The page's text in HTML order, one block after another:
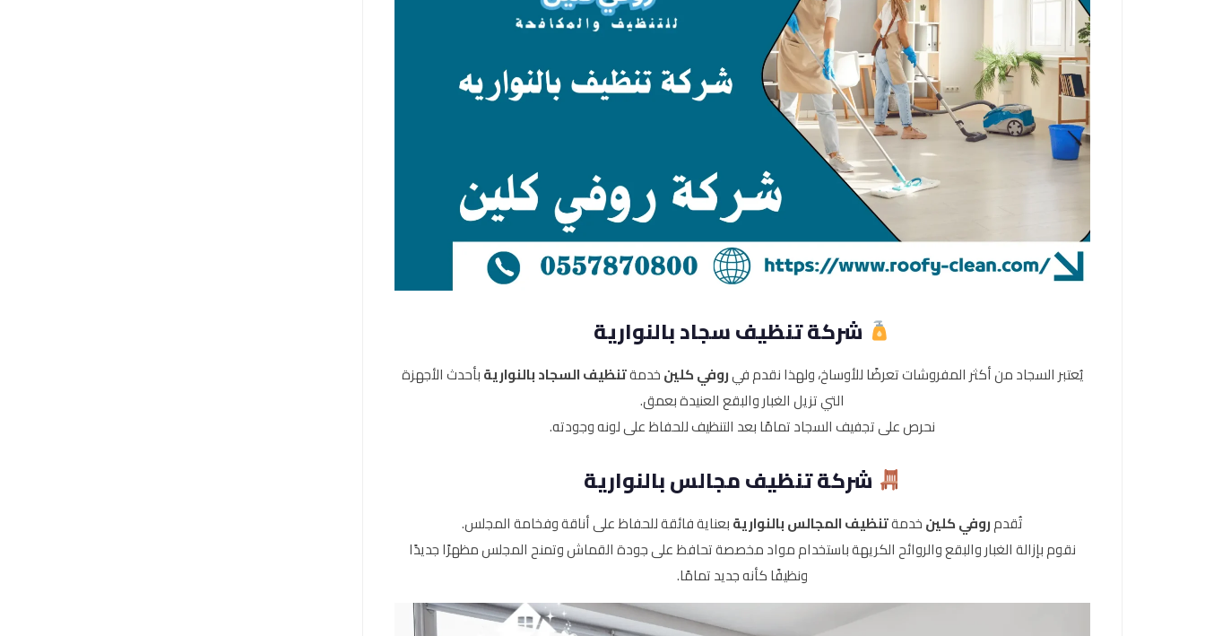
شركة تنظيف سجاد بالنوارية
يُعتبر السجاد من أكثر المفروشات تعرضًا للأوساخ، ولهذا نقدم فيروفي كلينخدمةتنظيف السجاد بالنواريةبأحدث الأجهزة
التي تزيل الغبار والبقع العنيدة بعمق.
نحرص على تجفيف السجاد تمامًا بعد التنظيف للحفاظ على لونه وجودته.
شركة تنظيف مجالس بالنوارية
تُقدمروفي كلينخدمةتنظيف المجالس بالنواريةبعناية فائقة للحفاظ على أناقة وفخامة المجلس.
نقوم بإزالة الغبار والبقع والروائح الكريهة باستخدام مواد مخصصة تحافظ على جودة القماش وتمنح المجلس مظهرًا جديدًا
ونظيفًا كأنه جديد تمامًا.